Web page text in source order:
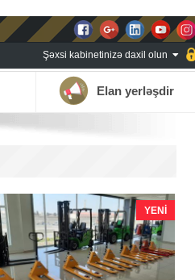
Şəxsi kabinetinizə daxil olun
Elan yerləşdir
YENI